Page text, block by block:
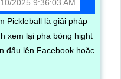
2025 9:36:03 AM
Pickleball là giải pháp
xem lại pha bóng hight
đấu lên Facebook hoặc